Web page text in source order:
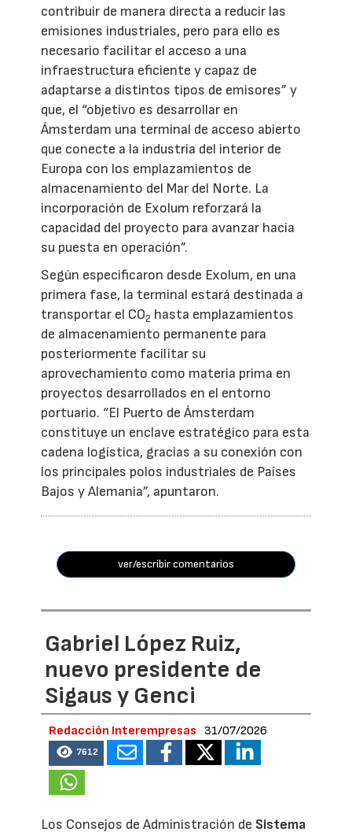
contribuir de manera directa a reducir las
emisiones industriales, pero para ello es
necesario facilitar el acceso a una
infraestructura eficiente y capaz de
adaptarse a distintos tipos de emisores” y
que, el “objetivo es desarrollar en
Ámsterdam una terminal de acceso abierto
que conecte a la industria del interior de
Europa con los emplazamientos de
almacenamiento del Mar del Norte. La
incorporación de Exolum reforzará la
capacidad del proyecto para avanzar hacia
su puesta en operación”.
Según especificaron desde Exolum, en una
primera fase, la terminal estará destinada a
transportar el CO2 hasta emplazamientos
de almacenamiento permanente para
posteriormente facilitar su
aprovechamiento como materia prima en
proyectos desarrollados en el entorno
portuario. “El Puerto de Ámsterdam
constituye un enclave estratégico para esta
cadena logística, gracias a su conexión con
los principales polos industriales de Países
Bajos y Alemania”, apuntaron.
ver/escribir comentarios
Gabriel López Ruiz,
nuevo presidente de
Sigaus y Genci
Redacción Interempresas 31/07/2026
7612
Los Consejos de Administración de Sistema